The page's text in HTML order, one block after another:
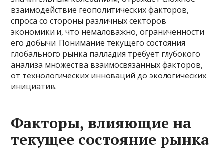
взаимодействие геополитических факторов,
спроса со стороны различных секторов
экономики и, что немаловажно, ограниченности
его добычи. Понимание текущего состояния
глобального рынка палладия требует глубокого
анализа множества взаимосвязанных факторов,
от технологических инноваций до экологических
инициатив.
Факторы, влияющие на
текущее состояние рынка